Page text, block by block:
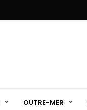
OUTRE-MER